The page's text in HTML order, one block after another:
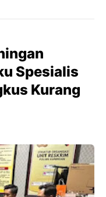
Spesialis
Kurang